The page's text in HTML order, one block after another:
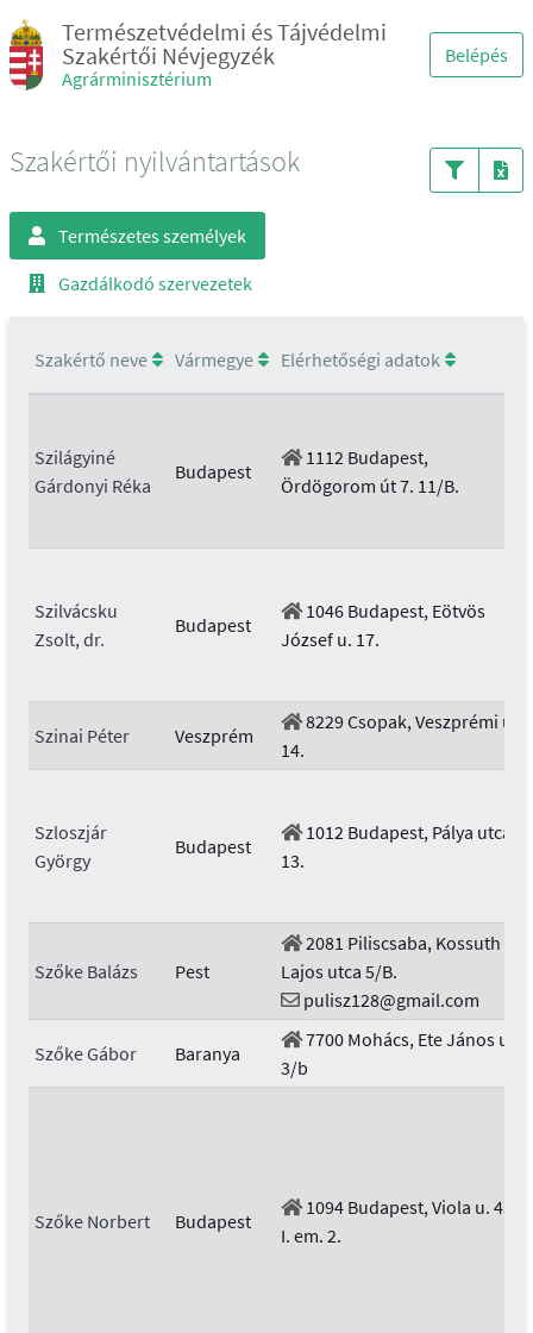
Természetvédelmi és Tájvédelmi
Szakértői Névjegyzék
Agrárminisztérium
Belépés
Szakértői nyilvántartások
Természetes személyek
Gazdálkodó szervezetek
Szakértő neve Vármegye Elérhetőségi adatok
Szilágyiné
Gárdonyi Réka
Budapest
1112 Budapest,
Ördögorom út 7. 11/B.
Szilvácsku
Zsolt, dr.
Budapest
1046 Budapest, Eötvös
József u. 17.
Szinai Péter Veszprém
8229 Csopak, Veszprémi u.
14.
Szloszjár
György
Budapest
1012 Budapest, Pálya utca
13.
Szőke Balázs Pest
2081 Piliscsaba, Kossuth
Lajos utca 5/B.
pulisz128@gmail.com
Szőke Gábor Baranya
7700 Mohács, Ete János u.
3/b
Szőke Norbert Budapest
1094 Budapest, Viola u. 43.
I. em. 2.